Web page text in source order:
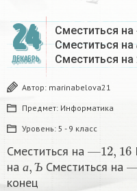
24
ДЕКАБРЬ
Сместиться на
Сместиться на
Сместиться на
Автор: marinabelova21
Предмет: Информатика
Уровень: 5 - 9 класс
Сместиться на 12, 16
на
а Ъ
а,Ъ Сместиться на—
конец